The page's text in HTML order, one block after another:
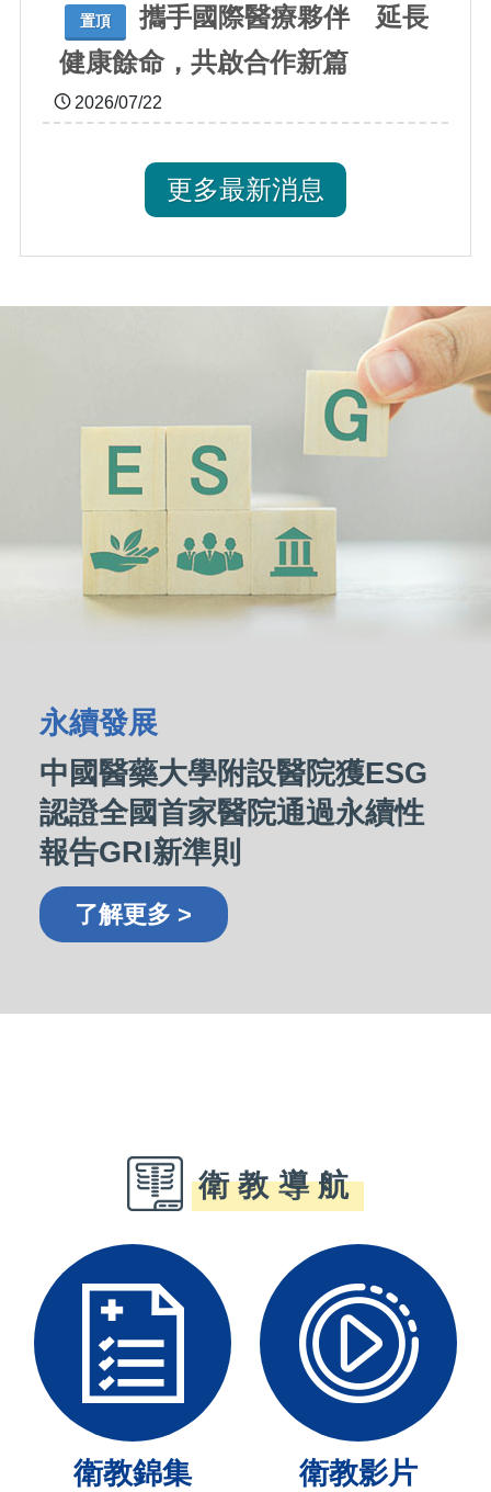
置頂
攜手國際醫療夥伴 延長
健康餘命，共啟合作新篇
2026/07/22
更多最新消息
永續發展
中國醫藥大學附設醫院獲ESG
認證全國首家醫院通過永續性
報告GRI新準則
了解更多 >
衛教導航
衛教錦集 衛教影片